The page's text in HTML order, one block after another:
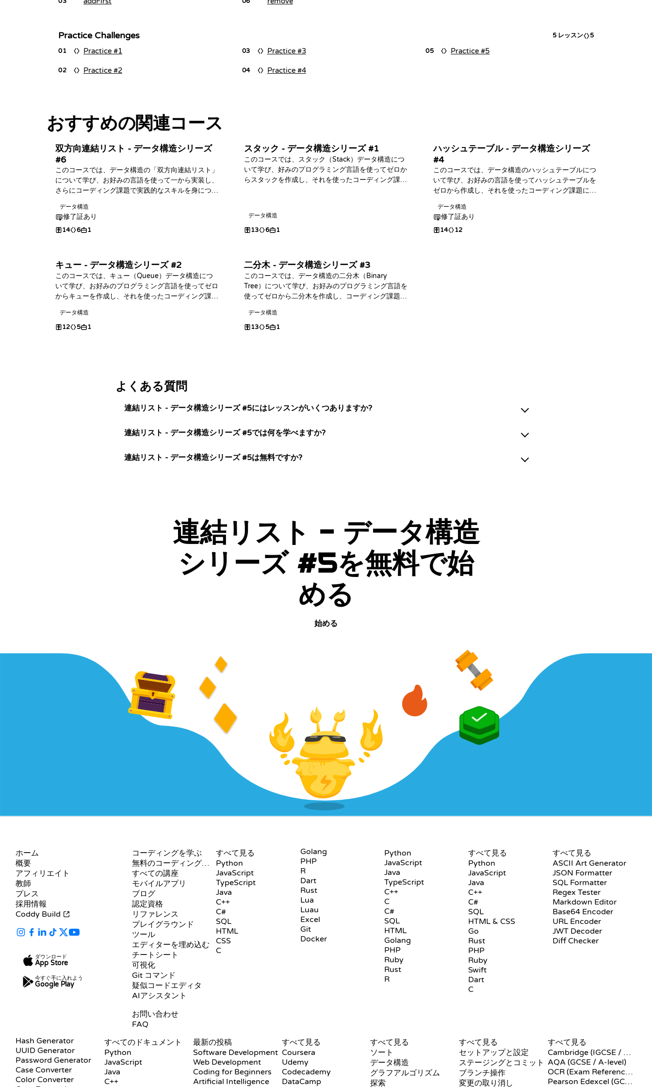
Practice Challenges 5 レッスン
5
01
Practice #1
02 Practice #2
03 Practice #3
04 Practice #4
05 Practice #5
おすすめの関連コース
双方向連結リスト - データ構造シリーズ
#6
このコースでは、データ構造の「双方向連結リスト」
について学び、お好みの言語を使って一から実装し、
さらにコーディング課題で実践的なスキルを身につけ
データ構造
修了証あり
14 6 1
スタック - データ構造シリーズ #1
このコースでは、スタック（Stack）データ構造につ
いて学び、好みのプログラミング言語を使ってゼロか
らスタックを作成し、それを使ったコーディング課題
データ構造
13 6 1
ハッシュテーブル - データ構造シリーズ
#4
このコースでは、データ構造のハッシュテーブルにつ
いて学び、お好みの言語を使ってハッシュテーブルを
ゼロから作成し、それを使ったコーディング課題に挑
データ構造
修了証あり
14 12
キュー - データ構造シリーズ #2
このコースでは、キュー（Queue）データ構造につ
いて学び、お好みのプログラミング言語を使ってゼロ
からキューを作成し、それを使ったコーディング課題
データ構造
12 5 1
二分木 - データ構造シリーズ #3
このコースでは、データ構造の二分木（Binary
Tree）について学び、お好みのプログラミング言語を
使ってゼロから二分木を作成し、コーディング課題に
データ構造
13 5 1
よくある質問
連結リスト - データ構造シリーズ #5にはレッスンがいくつありますか?
連結リスト - データ構造シリーズ #5では何を学べますか?
連結リスト - データ構造シリーズ #5は無料ですか?
連結リスト - データ構造
シリーズ #5を無料で始
める
始める
ホーム
概要
アフィリエイト
教師
プレス
採用情報
Coddy Build
ダウンロード
App Store
今すぐ手に入れよう
Google Play
コーディングを学ぶ
無料のコーディングサイト
すべての講座
モバイルアプリ
ブログ
認定資格
リファレンス
プレイグラウンド
ツール
エディターを埋め込む
チートシート
可視化
Git コマンド
疑似コードエディタ
AIアシスタント
お問い合わせ
FAQ
すべて見る
Python
JavaScript
TypeScript
Java
C++
C#
SQL
HTML
CSS
C
Golang
PHP
R
Dart
Rust
Lua
Luau
Excel
Git
Docker
Python
JavaScript
Java
TypeScript
C++
C
C#
SQL
HTML
Golang
PHP
Ruby
Rust
R
すべて見る
Python
JavaScript
Java
C++
C#
SQL
HTML & CSS
Go
Rust
PHP
Ruby
Swift
Dart
C
すべて見る
ASCII Art Generator
JSON Formatter
SQL Formatter
Regex Tester
Markdown Editor
Base64 Encoder
URL Encoder
JWT Decoder
Diff Checker
Hash Generator
UUID Generator
Password Generator
Case Converter
Color Converter
すべてのドキュメント
Python
JavaScript
Java
C++
最新の投稿
Software Development
Web Development
Coding for Beginners
Artificial Intelligence
すべて見る
Coursera
Udemy
Codecademy
DataCamp
すべて見る
ソート
データ構造
グラフアルゴリズム
探索
すべて見る
セットアップと設定
ステージングとコミット
ブランチ操作
変更の取り消し
すべて見る
Cambridge (IGCSE / A-Level)
AQA (GCSE / A-level)
OCR (Exam Reference Language)
Pearson Edexcel (GCSE)